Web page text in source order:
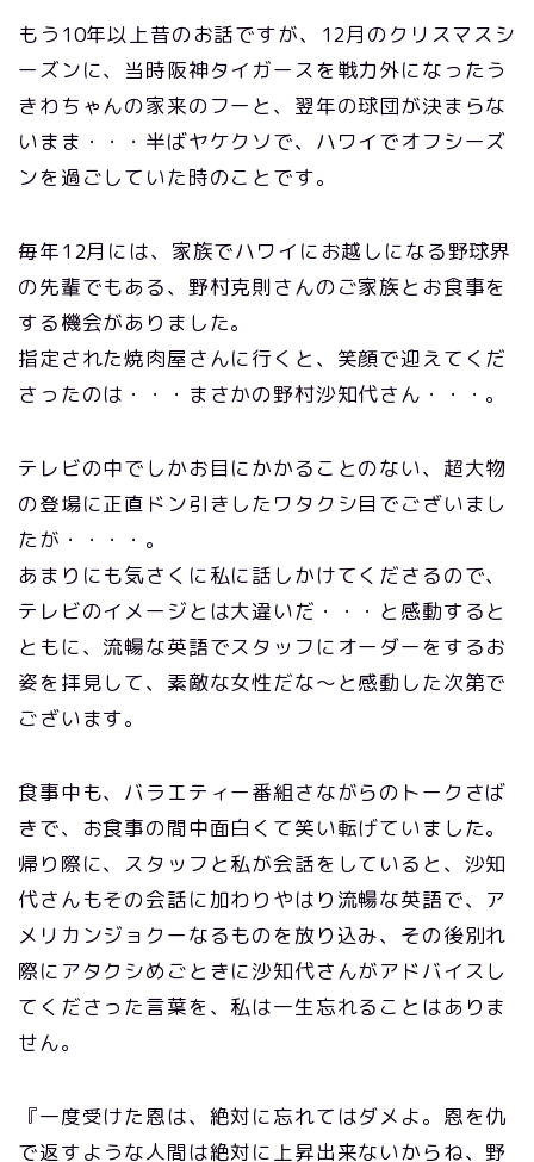
もう10年以上昔のお話ですが、12月のクリスマスシ
ーズンに、当時阪神タイガースを戦力外になったう
きわちゃんの家来のフーと、翌年の球団が決まらな
いまま・・・半ばヤケクソで、ハワイでオフシーズ
ンを過ごしていた時のことです。
毎年12月には、家族でハワイにお越しになる野球界
の先輩でもある、野村克則さんのご家族とお食事を
する機会がありました。
指定された焼肉屋さんに行くと、笑顔で迎えてくだ
さったのは・・・まさかの野村沙知代さん・・・。
テレビの中でしかお目にかかることのない、超大物
の登場に正直ドン引きしたワタクシ目でございまし
たが・・・・。
あまりにも気さくに私に話しかけてくださるので、
テレビのイメージとは大違いだ・・・と感動すると
ともに、流暢な英語でスタッフにオーダーをするお
姿を拝見して、素敵な女性だな〜と感動した次第で
ございます。
食事中も、バラエティー番組さながらのトークさば
きで、お食事の間中面白くて笑い転げていました。
帰り際に、スタッフと私が会話をしていると、沙知
代さんもその会話に加わりやはり流暢な英語で、ア
メリカンジョクーなるものを放り込み、その後別れ
際にアタクシめごときに沙知代さんがアドバイスし
てくださった言葉を、私は一生忘れることはありま
せん。
『一度受けた恩は、絶対に忘れてはダメよ。恩を仇
で返すような人間は絶対に上昇出来ないからね、野